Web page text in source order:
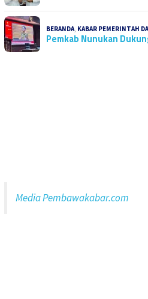
BERANDA KABAR PEMERINTAH
Pemkab Nunukan
Media Pembawakabar.com